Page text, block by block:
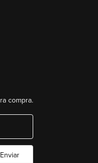
compra.
Enviar